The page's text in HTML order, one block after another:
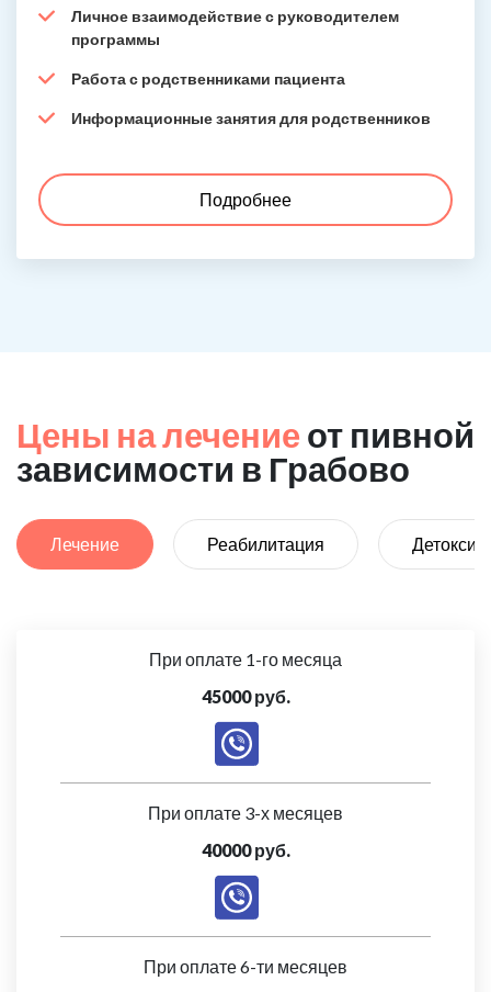
Личное взаимодействие с руководителем
программы
Работа с родственниками пациента
Информационные занятия для родственников
Подробнее
Цены на лечение от пивной
зависимости в Грабово
Лечение Реабилитация
При оплате 1-го месяца
45000 руб.
При оплате 3-х месяцев
40000 руб.
При оплате 6-ти месяцев